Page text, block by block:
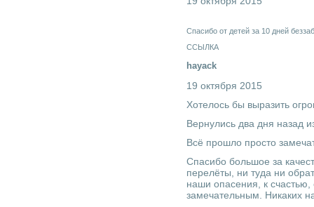
Спасибо от детей за 10 дней
ССЫЛКА
hayack
19 октября 2015
Хотелось бы выразить
Вернулись два дня назад
Всё прошло просто
Спасибо большое за
перелёты, ни туда ни
наши опасения, к
замечательным. Никаких